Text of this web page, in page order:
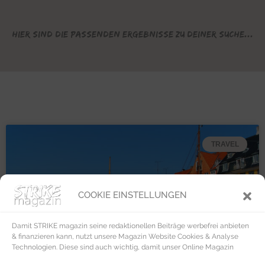
COOKIE EINSTELLUNGEN
Damit STRIKE magazin seine redaktionellen Beiträge werbefrei anbieten
& finanzieren kann, nutzt unsere Magazin Website Cookies & Analyse
Technologien. Diese sind auch wichtig, damit unser Online Magazin
Hier sind die passenden Ergebnisse zu deiner Suche...
TRAVEL